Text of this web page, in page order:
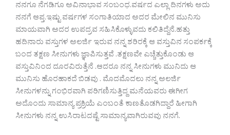
ನನಗೂ ನೆಗಡಿಗೂ ಅವಿನಾಭಾವ ಸಂಬಂಧ.ವರ್ಷದ ಎಲ್ಲಾ ದಿನಗಳು ಅದು
ನನಗೆ ಆಪ್ತ.ಇಷ್ಟು ವರ್ಷಗಳ ಸಂಗಾತಿಯಾದ ಅದರ ಮೇಲಿನ ಮುನಿಸು
ಮಾಯವಾಗಿ ಅದರ ಉಪದ್ರವ ಸಹಿಸಿಕೊಳ್ಳುವದು ಕಲಿತಿದ್ದೆನೆ.ಹತ್ತು
ಹದಿನಾರು ವಸ್ತುಗಳ ಅಲರ್ಜಿ ಇರುವ ನನ್ನ ಶರಿರಕ್ಕೆ ಆ ವಸ್ತುವಿನ ಸಂಪರ್ಕಕ್ಕೆ
ಬಂದ ತಕ್ಷಣ ಸೀನುಗಳು ಜ್ಞಾಪಿಸುತ್ತವೆ .ತಕ್ಷಣವೇ ಎಚ್ಚೆತ್ತುಕೊಂಡು ಆ
ವಸ್ತುವಿನಿಂದ ದೂರವಿರುತ್ತೆನೆ .ಆದರೂ ನನ್ನ ಸೀನುಗಳು ಮುನಿದು ಆ
ಮುನಿಸು ಹೊರಹಾಕದೆ ಬಿಡವು . ಮೊದಮೊದಲು ನನ್ನ ಅಲರ್ಜಿ
ಸೀನುಗಳನ್ನು ಗಂಭಿರವಾಗಿ ಪರಿಗಣಿಸುತ್ತಿದ್ದ ಮನೆಯವರು ಈಗೀಗ
ಅದೊಂದು ಸಾಮಾನ್ಯ ಪ್ರಕ್ರಿಯೆ ಎಂಬಂತೆ ಕಾಣತೊಡಗಿದ್ದಾರೆ ಹೀಗಾಗಿ
ಸೀನುಗಳು ನನ್ನ ಉಸಿರಾಟದಷ್ಟೆ ಸಾಮಾನ್ಯವಾಗಿರುವವು ನನಗೆ.